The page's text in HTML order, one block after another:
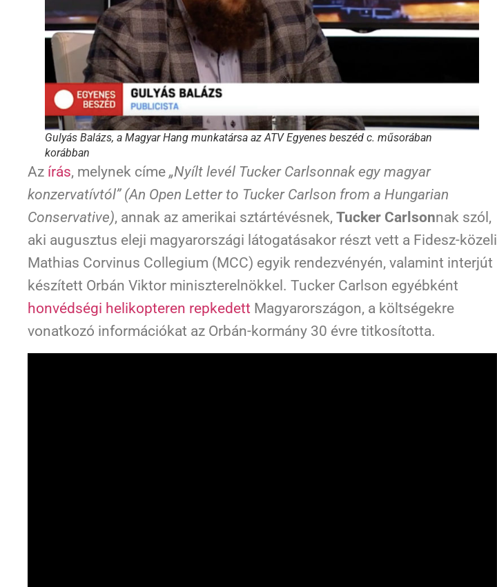
Gulyás Balázs, a Magyar Hang munkatársa az ATV Egyenes beszéd c. műsorában
korábban
Az írás, melynek címe „Nyílt levél Tucker Carlsonnak egy magyar
konzervatívtól” (An Open Letter to Tucker Carlson from a Hungarian
Conservative), annak az amerikai sztártévésnek, Tucker Carlsonnak szól,
aki augusztus eleji magyarországi látogatásakor részt vett a Fidesz-közeli
Mathias Corvinus Collegium (MCC) egyik rendezvényén, valamint interjút
készített Orbán Viktor miniszterelnökkel. Tucker Carlson egyébként
honvédségi helikopteren repkedett Magyarországon, a költségekre
vonatkozó információkat az Orbán-kormány 30 évre titkosította.